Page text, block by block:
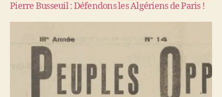
Pierre Busseuil : Défendons les Algériens de Paris !